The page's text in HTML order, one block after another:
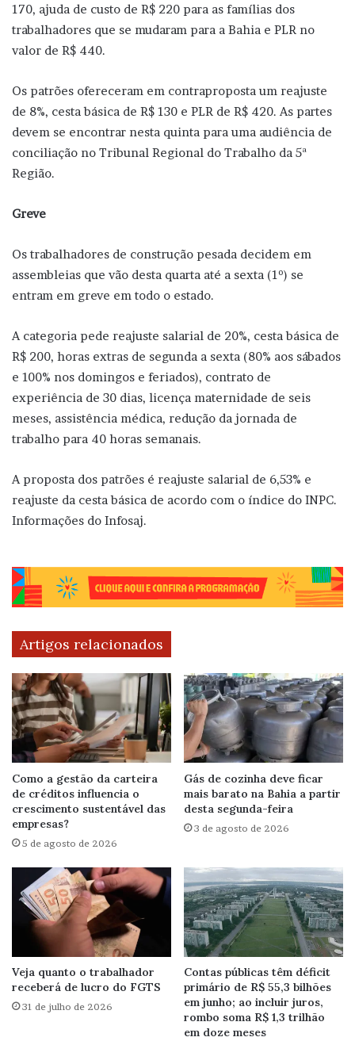
170, ajuda de custo de R$ 220 para as famílias dos
trabalhadores que se mudaram para a Bahia e PLR no
valor de R$ 440.
Os patrões ofereceram em contraproposta um reajuste
de 8%, cesta básica de R$ 130 e PLR de R$ 420. As partes
devem se encontrar nesta quinta para uma audiência de
conciliação no Tribunal Regional do Trabalho da 5ª
Região.
Greve
Os trabalhadores de construção pesada decidem em
assembleias que vão desta quarta até a sexta (1º) se
entram em greve em todo o estado.
A categoria pede reajuste salarial de 20%, cesta básica de
R$ 200, horas extras de segunda a sexta (80% aos sábados
e 100% nos domingos e feriados), contrato de
experiência de 30 dias, licença maternidade de seis
meses, assistência médica, redução da jornada de
trabalho para 40 horas semanais.
A proposta dos patrões é reajuste salarial de 6,53% e
reajuste da cesta básica de acordo com o índice do INPC.
Informações do Infosaj.
Artigos relacionados
Como a gestão da carteira
de créditos influencia o
crescimento sustentável das
empresas?
5 de agosto de 2026
Gás de cozinha deve ficar
mais barato na Bahia a partir
desta segunda-feira
3 de agosto de 2026
Veja quanto o trabalhador
receberá de lucro do FGTS
31 de julho de 2026
Contas públicas têm déficit
primário de R$ 55,3 bilhões
em junho; ao incluir juros,
rombo soma R$ 1,3 trilhão
em doze meses